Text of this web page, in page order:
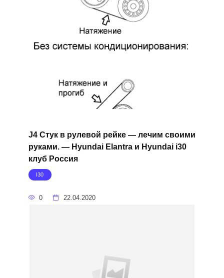
J4 Стук в рулевой рейке — лечим своими
руками. — Hyundai Elantra и Hyundai i30
клуб Россия
I30
0 22.04.2020